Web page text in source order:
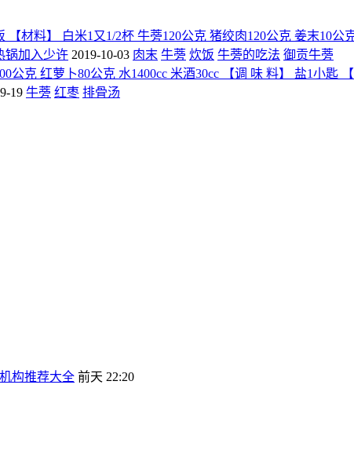
材料】 白米1又1/2杯 牛蒡120公克 猪绞肉120公克 姜末10
锅加入少许 2019-10-03 肉末 牛蒡 炊饭 牛蒡的吃法 御贡牛蒡
公克 红萝卜80公克 水1400cc 米酒30cc 【调 味 料】 盐1小匙
19 牛蒡 红枣 排骨汤
构推荐大全 前天 22:20